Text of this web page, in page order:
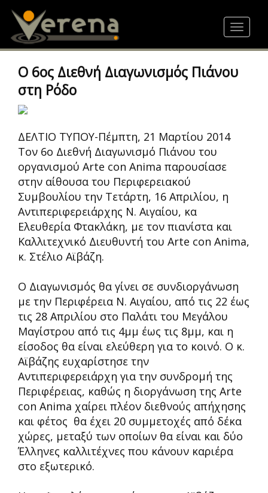
content
Toggle
O 6ος Διεθνή Διαγωνισμός Πιάνου
στη Ρόδο
ΔΕΛΤΙΟ ΤΥΠΟΥ-Πέμπτη, 21 Μαρτίου 2014
Τον 6ο Διεθνή Διαγωνισμό Πιάνου του
οργανισμού Arte con Anima παρουσίασε
στην αίθουσα του Περιφερειακού
Συμβουλίου την Τετάρτη, 16 Απριλίου, η
Αντιπεριφερειάρχης Ν. Αιγαίου, κα
Ελευθερία Φτακλάκη, με τον πιανίστα και
Καλλιτεχνικό Διευθυντή του Arte con Anima,
κ. Στέλιο Αϊβάζη.
Ο Διαγωνισμός θα γίνει σε συνδιοργάνωση
με την Περιφέρεια Ν. Αιγαίου, από τις 22 έως
τις 28 Απριλίου στο Παλάτι του Μεγάλου
Μαγίστρου από τις 4μμ έως τις 8μμ, και η
είσοδος θα είναι ελεύθερη για το κοινό. Ο κ.
Αϊβάζης ευχαρίστησε την
Αντιπεριφερειάρχη για την συνδρομή της
Περιφέρειας, καθώς η διοργάνωση της Arte
con Anima χαίρει πλέον διεθνούς απήχησης
και φέτος θα έχει 20 συμμετοχές από δέκα
χώρες, μεταξύ των οποίων θα είναι και δύο
Έλληνες καλλιτέχνες που κάνουν καριέρα
στο εξωτερικό.